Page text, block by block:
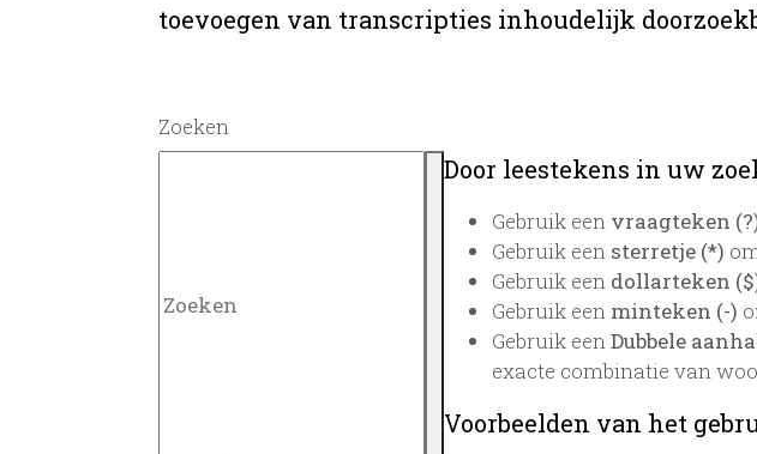
toevoegen van transcripties inhoudelijk
Zoeken
Door leestekens in uw
Gebruik een vraagteken
Gebruik een sterretje (*)
Gebruik een dollarteken
Gebruik een minteken (-)
Gebruik eenDubbele
exacte combinatie van
Voorbeelden van het